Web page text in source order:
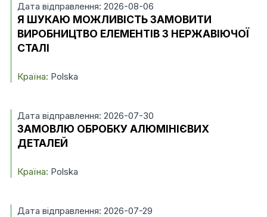
Дата відправлення: 2026-08-06
Я ШУКАЮ МОЖЛИВІСТЬ ЗАМОВИТИ
ВИРОБНИЦТВО ЕЛЕМЕНТІВ З НЕРЖАВІЮЧОЇ
СТАЛІ
Країна: Polska
Дата відправлення: 2026-07-30
ЗАМОВЛЮ ОБРОБКУ АЛЮМІНІЄВИХ
ДЕТАЛЕЙ
Країна: Polska
Дата відправлення: 2026-07-29